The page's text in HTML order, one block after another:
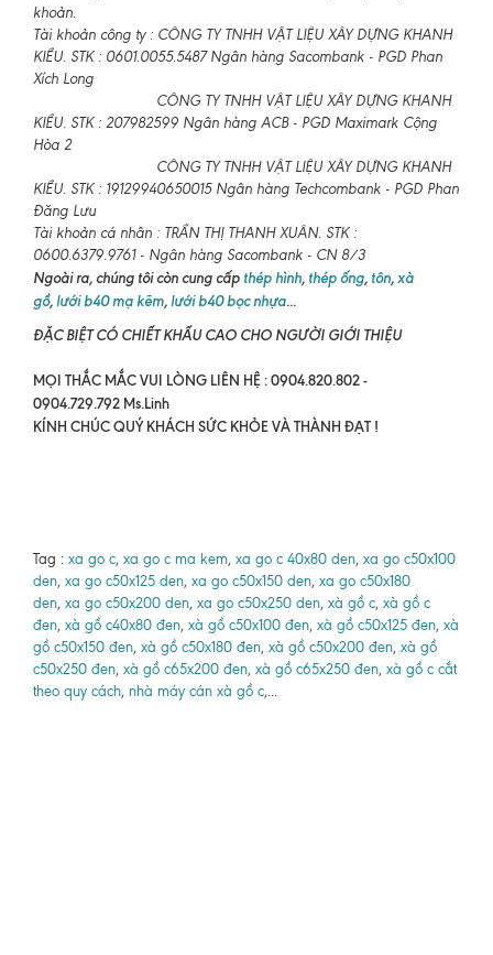
khoản.
Tài khoản công ty : CÔNG TY TNHH VẬT LIỆU XÂY DỰNG KHANH
KIỀU. STK : 0601.0055.5487 Ngân hàng Sacombank - PGD Phan
Xích Long
CÔNG TY TNHH VẬT LIỆU XÂY DỰNG KHANH
KIỀU. STK : 207982599 Ngân hàng ACB - PGD Maximark Cộng
Hòa 2
CÔNG TY TNHH VẬT LIỆU XÂY DỰNG KHANH
KIỀU. STK : 19129940650015 Ngân hàng Techcombank - PGD Phan
Đăng Lưu
Tài khoản cá nhân : TRẦN THỊ THANH XUÂN. STK :
0600.6379.9761 - Ngân hàng Sacombank - CN 8/3
Ngoài ra, chúng tôi còn cung cấp thép hình, thép ống, tôn, xà
gồ, lưới b40 mạ kẽm, lưới b40 bọc nhựa...
ĐẶC BIỆT CÓ CHIẾT KHẤU CAO CHO NGƯỜI GIỚI THIỆU
MỌI THẮC MẮC VUI LÒNG LIÊN HỆ : 0904.820.802 -
0904.729.792 Ms.Linh
KÍNH CHÚC QUÝ KHÁCH SỨC KHỎE VÀ THÀNH ĐẠT !
Tag : xa go c, xa go c ma kem, xa go c 40x80 den, xa go c50x100
den, xa go c50x125 den, xa go c50x150 den, xa go c50x180
den, xa go c50x200 den, xa go c50x250 den, xà gồ c, xà gồ c
đen, xà gồ c40x80 đen, xà gồ c50x100 đen, xà gồ c50x125 đen, xà
gồ c50x150 đen, xà gồ c50x180 đen, xà gồ c50x200 đen, xà gồ
c50x250 đen, xà gồ c65x200 đen, xà gồ c65x250 đen, xà gồ c cắt
theo quy cách, nhà máy cán xà gồ c,...